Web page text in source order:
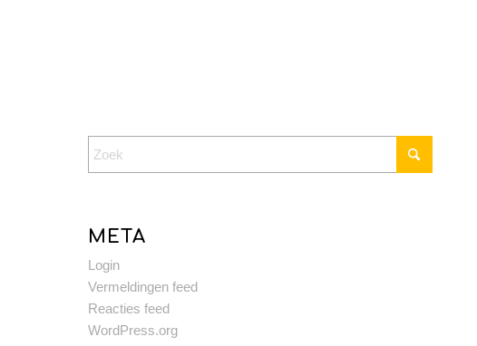
META
Login
Vermeldingen feed
Reacties feed
WordPress.org